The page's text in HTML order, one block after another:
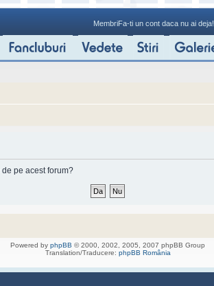
MembriFa-ti un cont daca nu ai deja!
pe acest forum?
Powered by phpBB © 2000, 2002, 2005, 2007 phpBB Group
Translation/Traducere: phpBB România